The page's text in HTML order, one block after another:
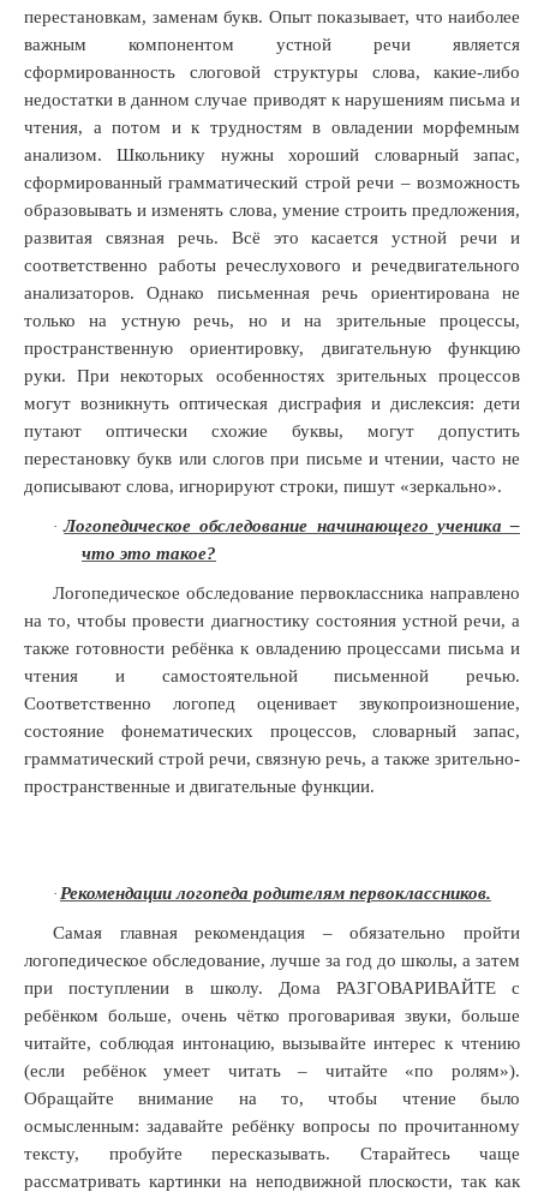
перестановкам, заменам букв. Опыт показывает, что наиболее
важным компонентом устной речи является
сформированность слоговой структуры слова, какие-либо
недостатки в данном случае приводят к нарушениям письма и
чтения, а потом и к трудностям в овладении морфемным
анализом. Школьнику нужны хороший словарный запас,
сформированный грамматический строй речи – возможность
образовывать и изменять слова, умение строить предложения,
развитая связная речь. Всё это касается устной речи и
соответственно работы речеслухового и речедвигательного
анализаторов. Однако письменная речь ориентирована не
только на устную речь, но и на зрительные процессы,
пространственную ориентировку, двигательную функцию
руки. При некоторых особенностях зрительных процессов
могут возникнуть оптическая дисграфия и дислексия: дети
путают оптически схожие буквы, могут допустить
перестановку букв или слогов при письме и чтении, часто не
дописывают слова, игнорируют строки, пишут «зеркально».
· Логопедическое обследование начинающего ученика –
что это такое?
Логопедическое обследование первоклассника направлено
на то, чтобы провести диагностику состояния устной речи, а
также готовности ребёнка к овладению процессами письма и
чтения и самостоятельной письменной речью.
Соответственно логопед оценивает звукопроизношение,
состояние фонематических процессов, словарный запас,
грамматический строй речи, связную речь, а также зрительно-
пространственные и двигательные функции.
· Рекомендации логопеда родителям первоклассников.
Самая главная рекомендация – обязательно пройти
логопедическое обследование, лучше за год до школы, а затем
при поступлении в школу. Дома РАЗГОВАРИВАЙТЕ с
ребёнком больше, очень чётко проговаривая звуки, больше
читайте, соблюдая интонацию, вызывайте интерес к чтению
(если ребёнок умеет читать – читайте «по ролям»).
Обращайте внимание на то, чтобы чтение было
осмысленным: задавайте ребёнку вопросы по прочитанному
тексту, пробуйте пересказывать. Старайтесь чаще
рассматривать картинки на неподвижной плоскости, так как